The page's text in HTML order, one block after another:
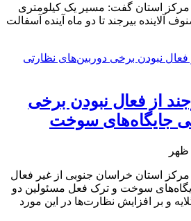
مرکز استان گفت: مسیر یک کیلومتری
بیرجند تا دو ماه آینده آسفالت
از فعال نبودن برخی
جایگاه‌های سوخت
استان خراسان جنوبی از غیر فعال
سوخت و ترک فعل مسئولین دو
و بر افزایش نظارت‌ها در این مورد